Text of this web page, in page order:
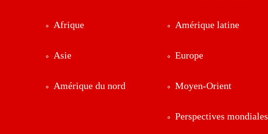
Afrique
Asie
Amérique du nord
Amérique latine
Europe
Moyen-Orient
Perspectives mondiales